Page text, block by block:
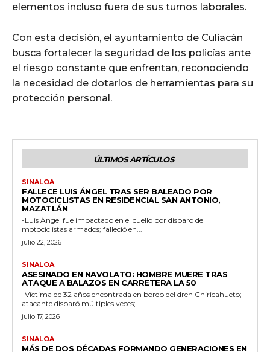
elementos incluso fuera de sus turnos laborales.
Con esta decisión, el ayuntamiento de Culiacán
busca fortalecer la seguridad de los policías ante
el riesgo constante que enfrentan, reconociendo
la necesidad de dotarlos de herramientas para su
protección personal.
ÚLTIMOS ARTÍCULOS
SINALOA
FALLECE LUIS ÁNGEL TRAS SER BALEADO POR
MOTOCICLISTAS EN RESIDENCIAL SAN ANTONIO,
MAZATLÁN
-Luis Ángel fue impactado en el cuello por disparo de
motociclistas armados; falleció en...
julio 22, 2026
SINALOA
ASESINADO EN NAVOLATO: HOMBRE MUERE TRAS
ATAQUE A BALAZOS EN CARRETERA LA 50
-Víctima de 32 años encontrada en bordo del dren Chiricahueto;
atacante disparó múltiples veces;...
julio 17, 2026
SINALOA
MÁS DE DOS DÉCADAS FORMANDO GENERACIONES EN